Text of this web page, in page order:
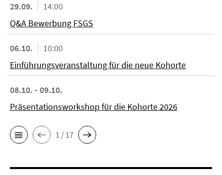
29.09.
14:00
Q&A Bewerbung FSGS
06.10.
10:00
Einführungsveranstaltung für die neue Kohorte
08.10. - 09.10.
Präsentationsworkshop für die Kohorte 2026
1 / 17